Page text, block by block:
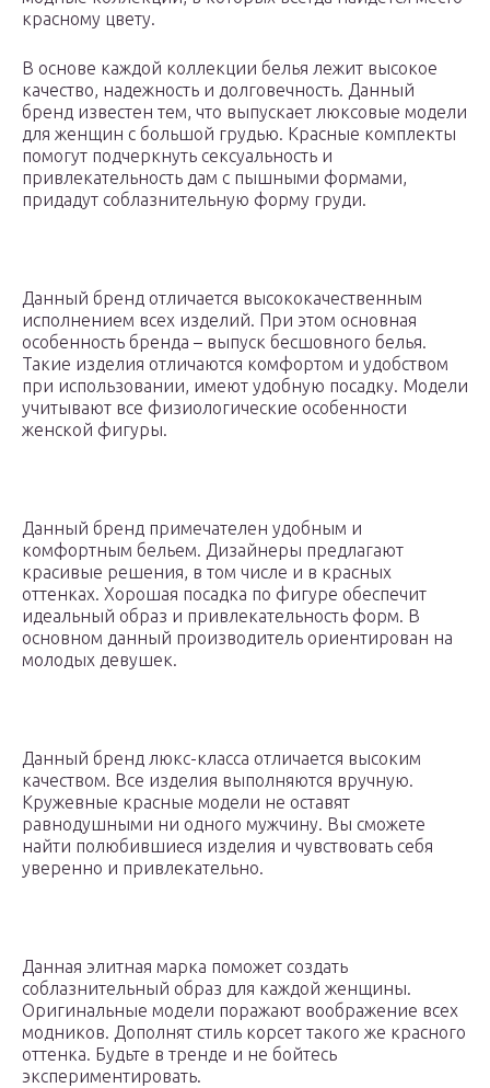
красному цвету.
В основе каждой коллекции белья лежит высокое
качество, надежность и долговечность. Данный
бренд известен тем, что выпускает люксовые модели
для женщин с большой грудью. Красные комплекты
помогут подчеркнуть сексуальность и
привлекательность дам с пышными формами,
придадут соблазнительную форму груди.
Данный бренд отличается высококачественным
исполнением всех изделий. При этом основная
особенность бренда – выпуск бесшовного белья.
Такие изделия отличаются комфортом и удобством
при использовании, имеют удобную посадку. Модели
учитывают все физиологические особенности
женской фигуры.
Данный бренд примечателен удобным и
комфортным бельем. Дизайнеры предлагают
красивые решения, в том числе и в красных
оттенках. Хорошая посадка по фигуре обеспечит
идеальный образ и привлекательность форм. В
основном данный производитель ориентирован на
молодых девушек.
Данный бренд люкс-класса отличается высоким
качеством. Все изделия выполняются вручную.
Кружевные красные модели не оставят
равнодушными ни одного мужчину. Вы сможете
найти полюбившиеся изделия и чувствовать себя
уверенно и привлекательно.
Данная элитная марка поможет создать
соблазнительный образ для каждой женщины.
Оригинальные модели поражают воображение всех
модников. Дополнят стиль корсет такого же красного
оттенка. Будьте в тренде и не бойтесь
экспериментировать.